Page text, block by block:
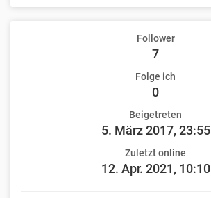
Follower
7
Folge ich
0
Beigetreten
5. März 2017, 23:55
Zuletzt online
12. Apr. 2021, 10:10